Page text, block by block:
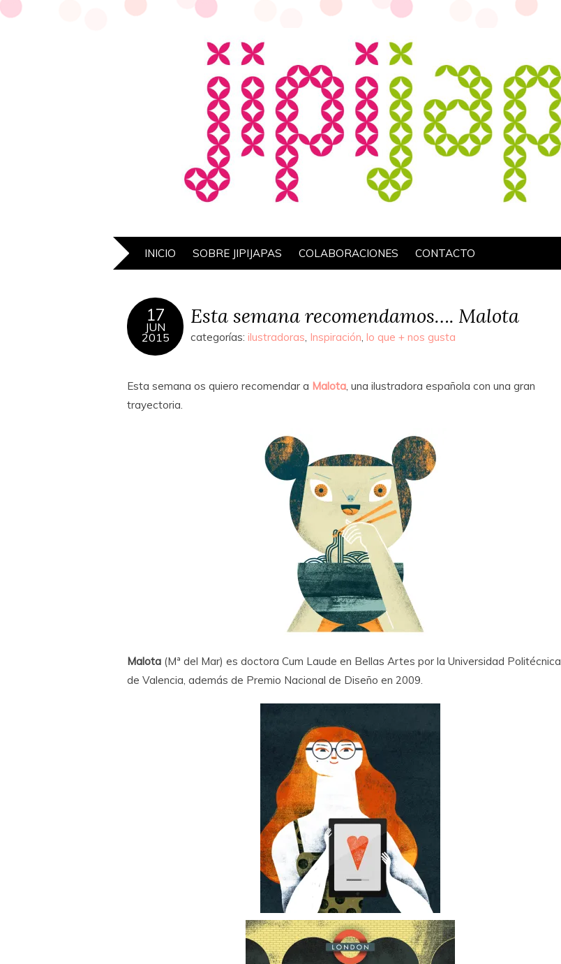
INICIO SOBRE JIPIJAPAS COLABORACIONES CONTACTO
17
JUN
2015
Esta semana recomendamos…. Malota
categorías: ilustradoras, Inspiración, lo que + nos gusta
Esta semana os quiero recomendar a Malota, una ilustradora española con una gran
trayectoria.
Malota (Mª del Mar) es doctora Cum Laude en Bellas Artes por la Universidad Politécnica
de Valencia, además de Premio Nacional de Diseño en 2009.